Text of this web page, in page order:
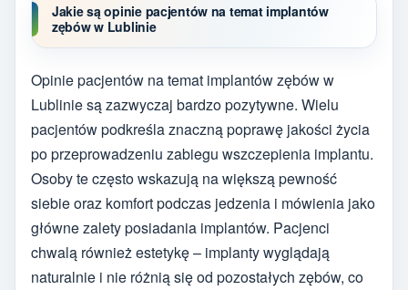
Jakie są opinie pacjentów na temat implantów
zębów w Lublinie
Opinie pacjentów na temat implantów zębów w
Lublinie są zazwyczaj bardzo pozytywne. Wielu
pacjentów podkreśla znaczną poprawę jakości życia
po przeprowadzeniu zabiegu wszczepienia implantu.
Osoby te często wskazują na większą pewność
siebie oraz komfort podczas jedzenia i mówienia jako
główne zalety posiadania implantów. Pacjenci
chwalą również estetykę – implanty wyglądają
naturalnie i nie różnią się od pozostałych zębów, co